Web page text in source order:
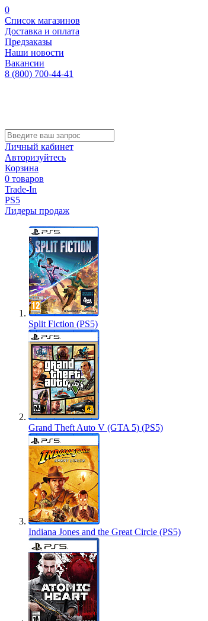
0
Список магазинов
Доставка и оплата
Предзаказы
Наши новости
Вакансии
8 (800) 700-44-41
Личный кабинет
Авторизуйтесь
Корзина
0 товаров
Trade-In
PS5
Лидеры продаж
Split Fiction (PS5)
Grand Theft Auto V (GTA 5) (PS5)
Indiana Jones and the Great Circle (PS5)